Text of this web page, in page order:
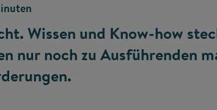
Wissen und Know-how
nur noch zu Ausführenden